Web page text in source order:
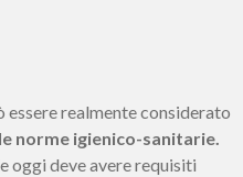
essere realmente considerato
le norme igienico-sanitarie.
oggi deve avere requisiti